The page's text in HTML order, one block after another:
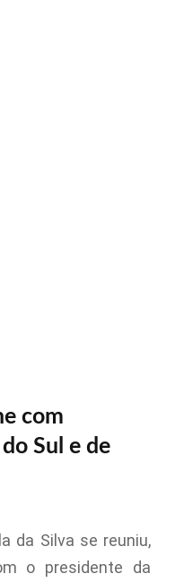
com
Sul e de
da Silva se reuniu,
o presidente da